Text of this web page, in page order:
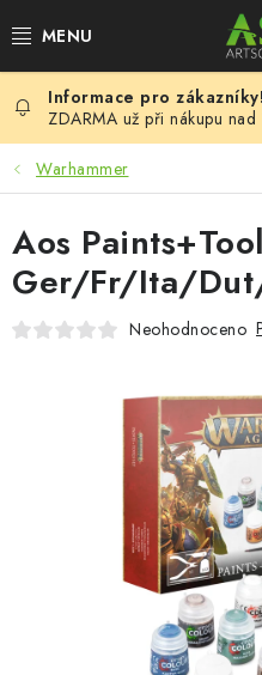
na
BLOG
SUMMER DAYS
WARHAMMER
ASK PRODUKTY
DOPLŇKY K MODELŮM
BARVY A POMŮCKY
SKY RIDERS COFFEE
ZDARMA už při nákupu
Warhammer
Aos
Ger/Fr/Ita/
Neohodnoceno